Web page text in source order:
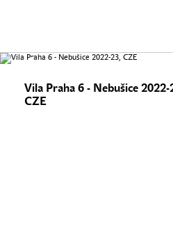
Vila Praha 6 - Nebušice 2022-
CZE